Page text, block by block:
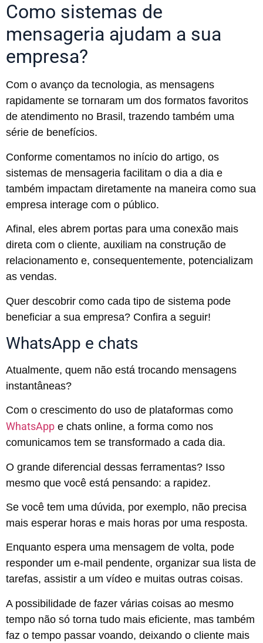
Como sistemas de
mensageria ajudam a sua
empresa?
Com o avanço da tecnologia, as mensagens
rapidamente se tornaram um dos formatos favoritos
de atendimento no Brasil, trazendo também uma
série de benefícios.
Conforme comentamos no início do artigo, os
sistemas de mensageria facilitam o dia a dia e
também impactam diretamente na maneira como sua
empresa interage com o público.
Afinal, eles abrem portas para uma conexão mais
direta com o cliente, auxiliam na construção de
relacionamento e, consequentemente, potencializam
as vendas.
Quer descobrir como cada tipo de sistema pode
beneficiar a sua empresa? Confira a seguir!
WhatsApp e chats
Atualmente, quem não está trocando mensagens
instantâneas?
Com o crescimento do uso de plataformas como
WhatsApp e chats online, a forma como nos
comunicamos tem se transformado a cada dia.
O grande diferencial dessas ferramentas? Isso
mesmo que você está pensando: a rapidez.
Se você tem uma dúvida, por exemplo, não precisa
mais esperar horas e mais horas por uma resposta.
Enquanto espera uma mensagem de volta, pode
responder um e-mail pendente, organizar sua lista de
tarefas, assistir a um vídeo e muitas outras coisas.
A possibilidade de fazer várias coisas ao mesmo
tempo não só torna tudo mais eficiente, mas também
faz o tempo passar voando, deixando o cliente mais